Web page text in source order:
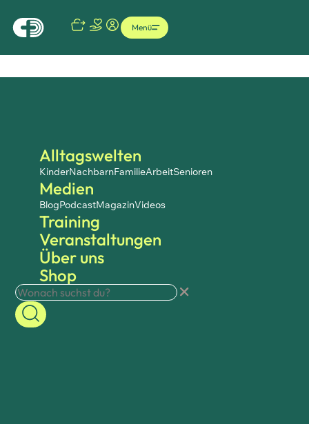
Alltagswelten
KinderNachbarnFamilieArbeitSenioren
Medien
BlogPodcastMagazinVideos
Training
Veranstaltungen
Über uns
Shop
Menü